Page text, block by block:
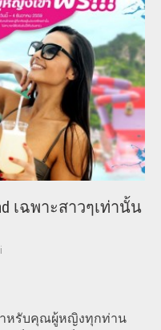
เฉพาะสาวๆเท่านั้น
ำหรับคุณผู้หญิงทุกท่าน